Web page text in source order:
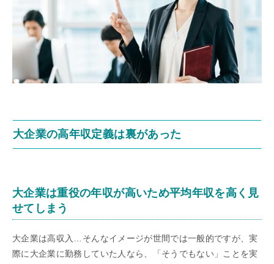
大企業の高年収定義は裏があった
大企業は重役の年収が高いため平均年収を高く見
せてしまう
大企業は高収入…そんなイメージが世間では一般的ですが、実
際に大企業に勤務していた人なら、「そうでもない」ことを実